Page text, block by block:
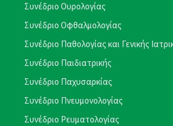
Συνέδριο Ουρολογίας
Συνέδριο Οφθαλμολογίας
Συνέδριο Παθολογίας και Γενικής
Συνέδριο Παιδιατρικής
Συνέδριο Παχυσαρκίας
Συνέδριο Πνευμονολογίας
Συνέδριο Ρευματολογίας